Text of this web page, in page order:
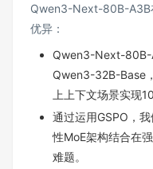
Qwen3-Next-80B-A3B
优异：
Qwen3-Next-80B-
Qwen3-32B-Base
上上下文场景实现
通过运用GSPO ，
性MoE架构结合在
难题。